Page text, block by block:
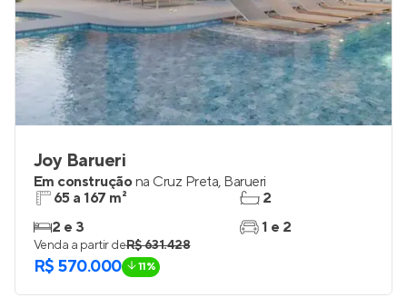
Joy Barueri
Em construçãona Cruz Preta, Barueri
65 a 167 m²
2 e 3
2
1 e 2
Venda a partir deR$ 631.428
R$ 570.000 11%